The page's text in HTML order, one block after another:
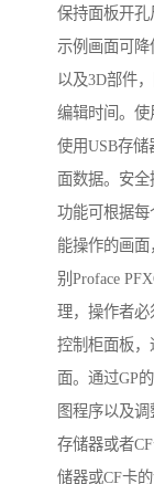
保持面板开
示例画面可降
以及3D部件
编辑时间。使
使用USB存
面数据。安
功能可根据
能操作的画
别Proface
理，操作者
控制柜面板，
面。通过GP
图程序以及
存储器或者
储器或CF卡